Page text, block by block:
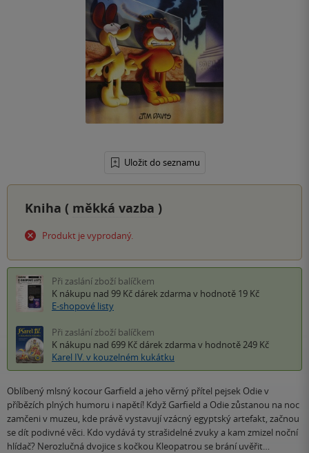
Uložit do seznamu
Kniha ( měkká vazba )
Produkt je vyprodaný.
Při zaslání zboží balíčkem
K nákupu nad 99 Kč dárek zdarma v hodnotě 19 Kč
E-shopové listy
Při zaslání zboží balíčkem
K nákupu nad 699 Kč dárek zdarma v hodnotě 249 Kč
Karel IV. v kouzelném kukátku
Oblíbený mlsný kocour Garfield a jeho věrný přítel pejsek Odie v
příbězích plných humoru i napětí! Když Garfield a Odie zůstanou na noc
zamčeni v muzeu, kde právě vystavují vzácný egyptský artefakt, začnou
se dít podivné věci. Kdo vydává ty strašidelné zvuky a kam zmizel noční
hlídač? Nerozlučná dvojice s kočkou Kleopatrou se brání uvěřit…